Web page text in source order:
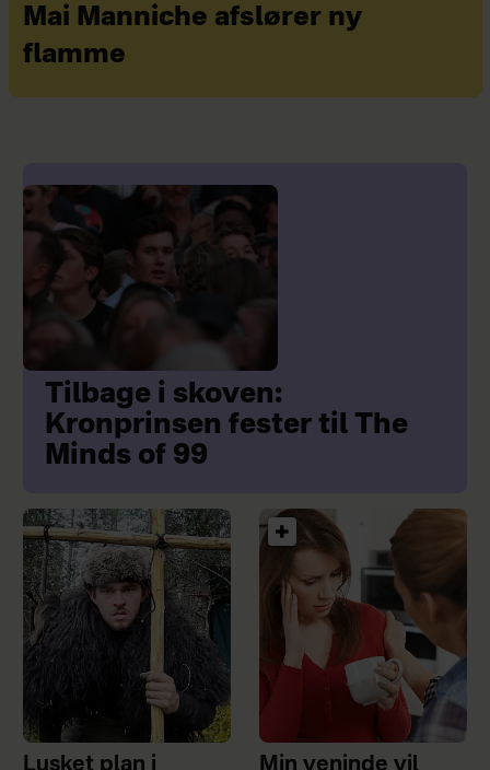
Mai Manniche afslører ny
flamme
Tilbage i skoven:
Kronprinsen fester til The
Minds of 99
Lusket plan i Min veninde vil